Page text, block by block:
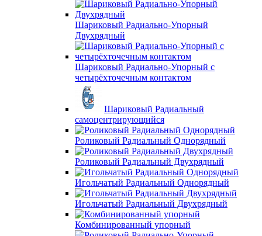
Шариковый Радиально-Упорный
Двухрядный
Шариковый Радиально-Упорный с
четырёхточечным контактом
Шариковый Радиальный
самоцентрирующийся
Роликовый Радиальный Однорядный
Роликовый Радиальный Двухрядный
Игольчатый Радиальный Однорядный
Игольчатый Радиальный Двухрядный
Комбинированный упорный